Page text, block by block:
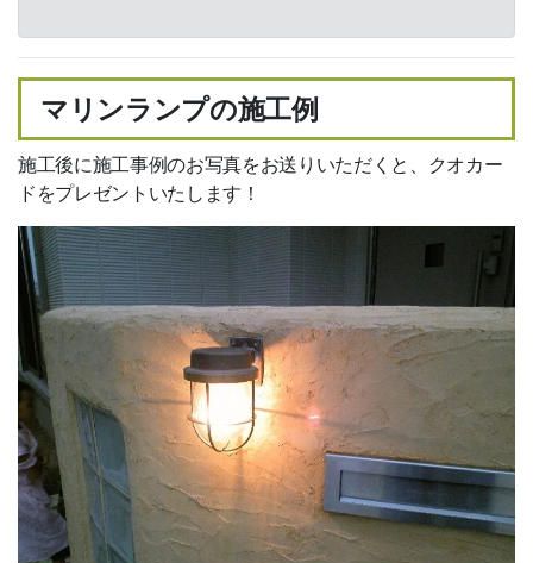
マリンランプの施工例
施工後に施工事例のお写真をお送りいただくと、クオカー
ドをプレゼントいたします！
m2単価比較表（簡単比較）
ご利用ガイド
Ｑ＆Ａ
納期・配送
倉庫引取サービス
品質基準
オリコ後払い
掛売
電子領収書